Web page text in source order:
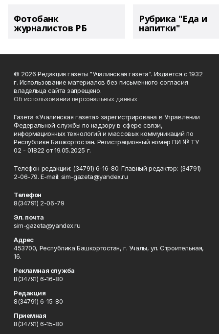
Фотобанк
журналистов РБ
Рубрика "Еда и
напитки"
© 2026 Редакция газеты "Учалинская газета". Издается с 1932
г. Использование материалов без письменного согласия
владельца сайта запрещено.
Об использовании персональных данных
Газета «Учалинская газета» зарегистрирована в Управлении
Федеральной службы по надзору в сфере связи,
информационных технологий и массовых коммуникаций по
Республике Башкортостан. Регистрационный номер ПИ № ТУ
02 - 01822 от 19.05.2025 г.
Телефон редакции: (34791) 6-16-80. Главный редактор: (34791)
2-06-79. Е-mаil: sim-gazeta@yandex.ru
Телефон
8(34791) 2-06-79
Эл. почта
sim-gazeta@yandex.ru
Адрес
453700, Республика Башкортостан, г. Учалы, ул. Строительная,
16.
Рекламная служба
8(34791) 6-16-80
Редакция
8(34791) 6-15-80
Приемная
8(34791) 6-15-80